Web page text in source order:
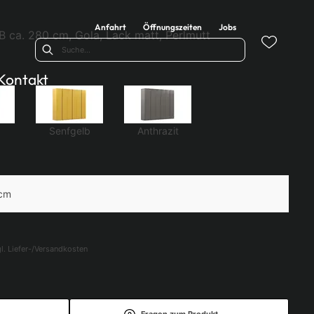
Anfahrt Öffnungszeiten Jobs
ca. 280 cm, Gola, Lack matt, Perlmutt
Senfgelb Anthrazit
Liefer-/Versandkosten